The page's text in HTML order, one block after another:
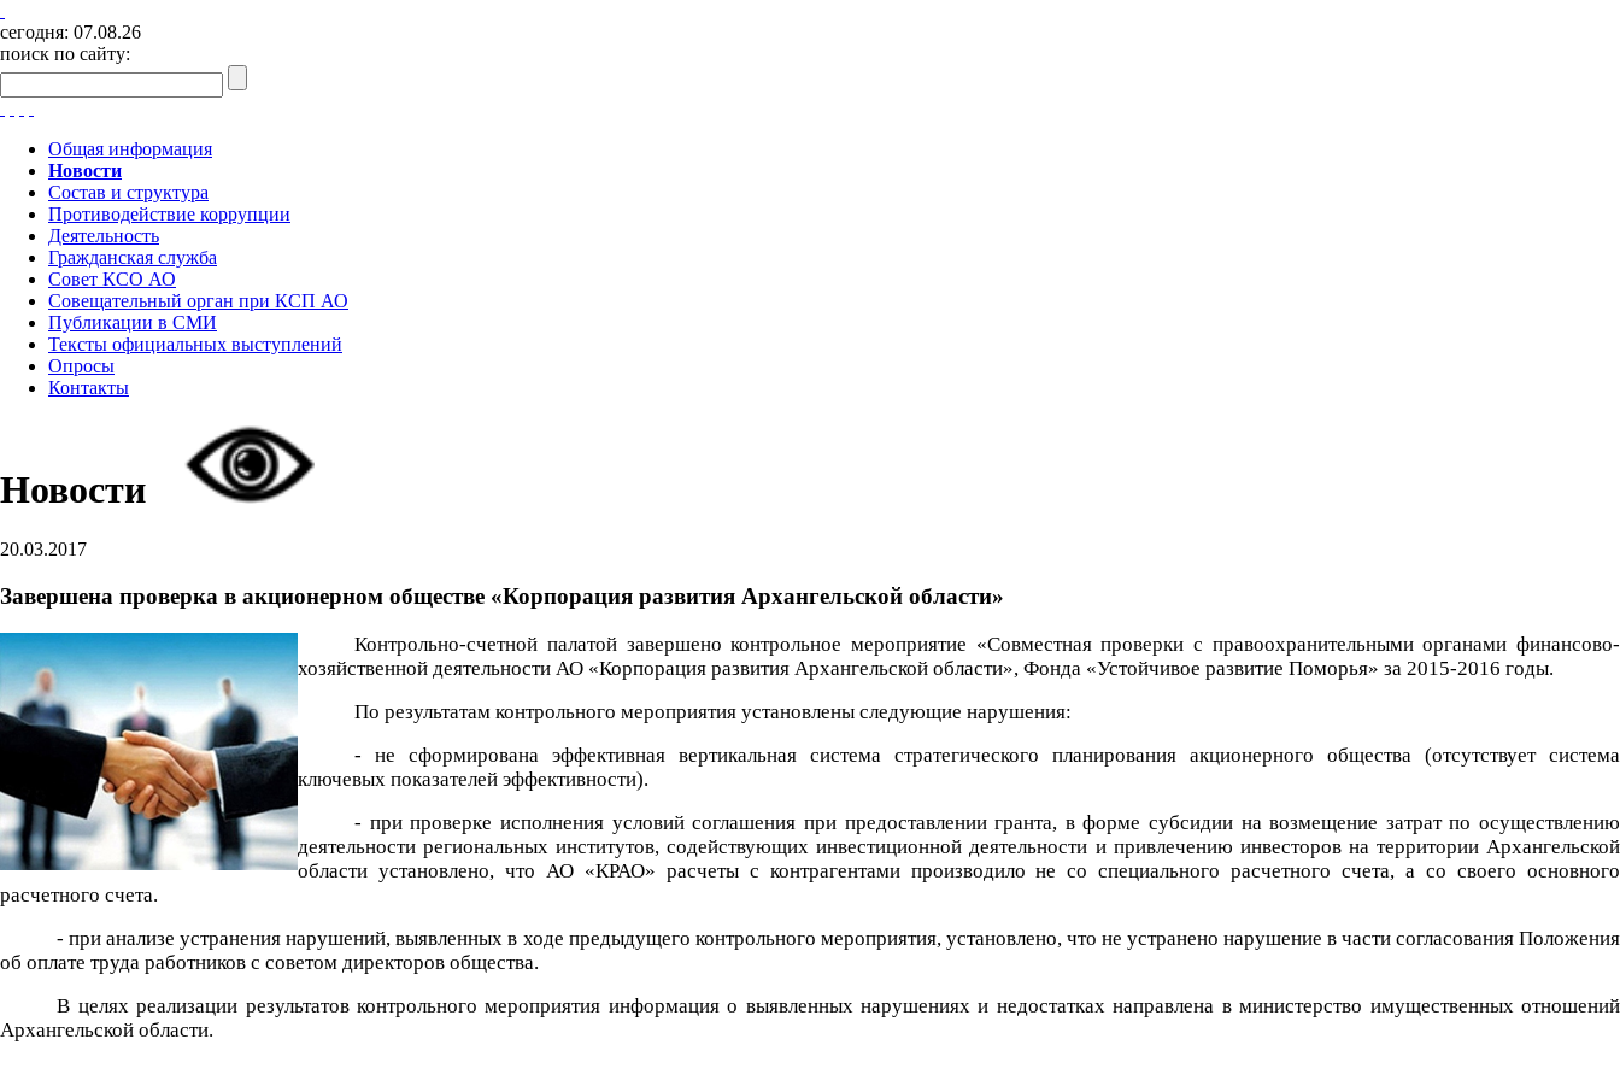
сегодня: 07.08.26
поиск по сайту:
Общая информация
Новости
Состав и структура
Противодействие коррупции
Деятельность
Гражданская служба
Совет КСО АО
Совещательный орган при КСП АО
Публикации в СМИ
Тексты официальных выступлений
Опросы
Контакты
Новости
20.03.2017
Завершена проверка в акционерном обществе «Корпорация развития Архангельской области»
Контрольно-счетной палатой завершено контрольное мероприятие «Совместная проверки с правоохранительными органами финансово-
хозяйственной деятельности АО «Корпорация развития Архангельской области», Фонда «Устойчивое развитие Поморья» за 2015-2016 годы.
По результатам контрольного мероприятия установлены следующие нарушения:
- не сформирована эффективная вертикальная система стратегического планирования акционерного общества (отсутствует система
ключевых показателей эффективности).
- при проверке исполнения условий соглашения при предоставлении гранта, в форме субсидии на возмещение затрат по осуществлению
деятельности региональных институтов, содействующих инвестиционной деятельности и привлечению инвесторов на территории Архангельской
области установлено, что АО «КРАО» расчеты с контрагентами производило не со специального расчетного счета, а со своего основного
расчетного счета.
- при анализе устранения нарушений, выявленных в ходе предыдущего контрольного мероприятия, установлено, что не устранено нарушение в части согласования Положения
об оплате труда работников с советом директоров общества.
В целях реализации результатов контрольного мероприятия информация о выявленных нарушениях и недостатках направлена в министерство имущественных отношений
Архангельской области.